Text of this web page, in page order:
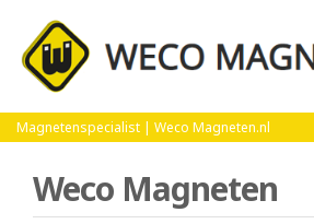
Magnetenspecialist | Weco Magneten.nl
Weco Magneten